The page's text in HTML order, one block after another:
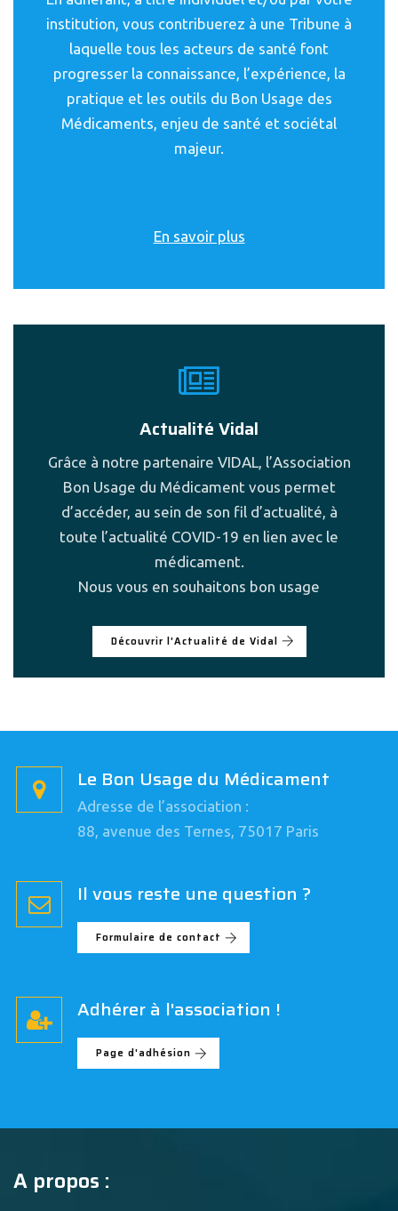
institution, vous contribuerez à une Tribune à
laquelle tous les acteurs de santé font
progresser la connaissance, l’expérience, la
pratique et les outils du Bon Usage des
Médicaments, enjeu de santé et sociétal
majeur.
En savoir plus
Actualité Vidal
Grâce à notre partenaire VIDAL, l’Association
Bon Usage du Médicament vous permet
d’accéder, au sein de son fil d’actualité, à
toute l’actualité COVID-19 en lien avec le
médicament.
Nous vous en souhaitons bon usage
Découvrir l'Actualité de Vidal
Le Bon Usage du Médicament
Adresse de l’association :
88, avenue des Ternes, 75017 Paris
Il vous reste une question ?
Formulaire de contact
Adhérer à l'association !
Page d'adhésion
A propos :